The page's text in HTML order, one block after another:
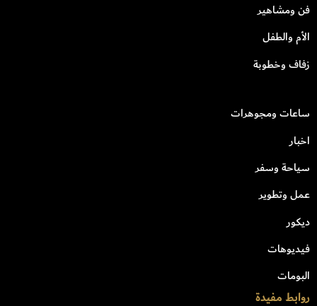
فن ومشاهير
الأم والطفل
زفاف وخطوبة
ساعات ومجوهرات
اخبار
سياحة وسفر
عمل وتطوير
ديكور
فيديوهات
البومات
روابط مفيدة